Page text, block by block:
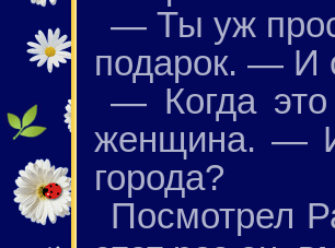
— Ты уж
подарок. — И
— Когда
женщина. — И
города?
Посмотрел